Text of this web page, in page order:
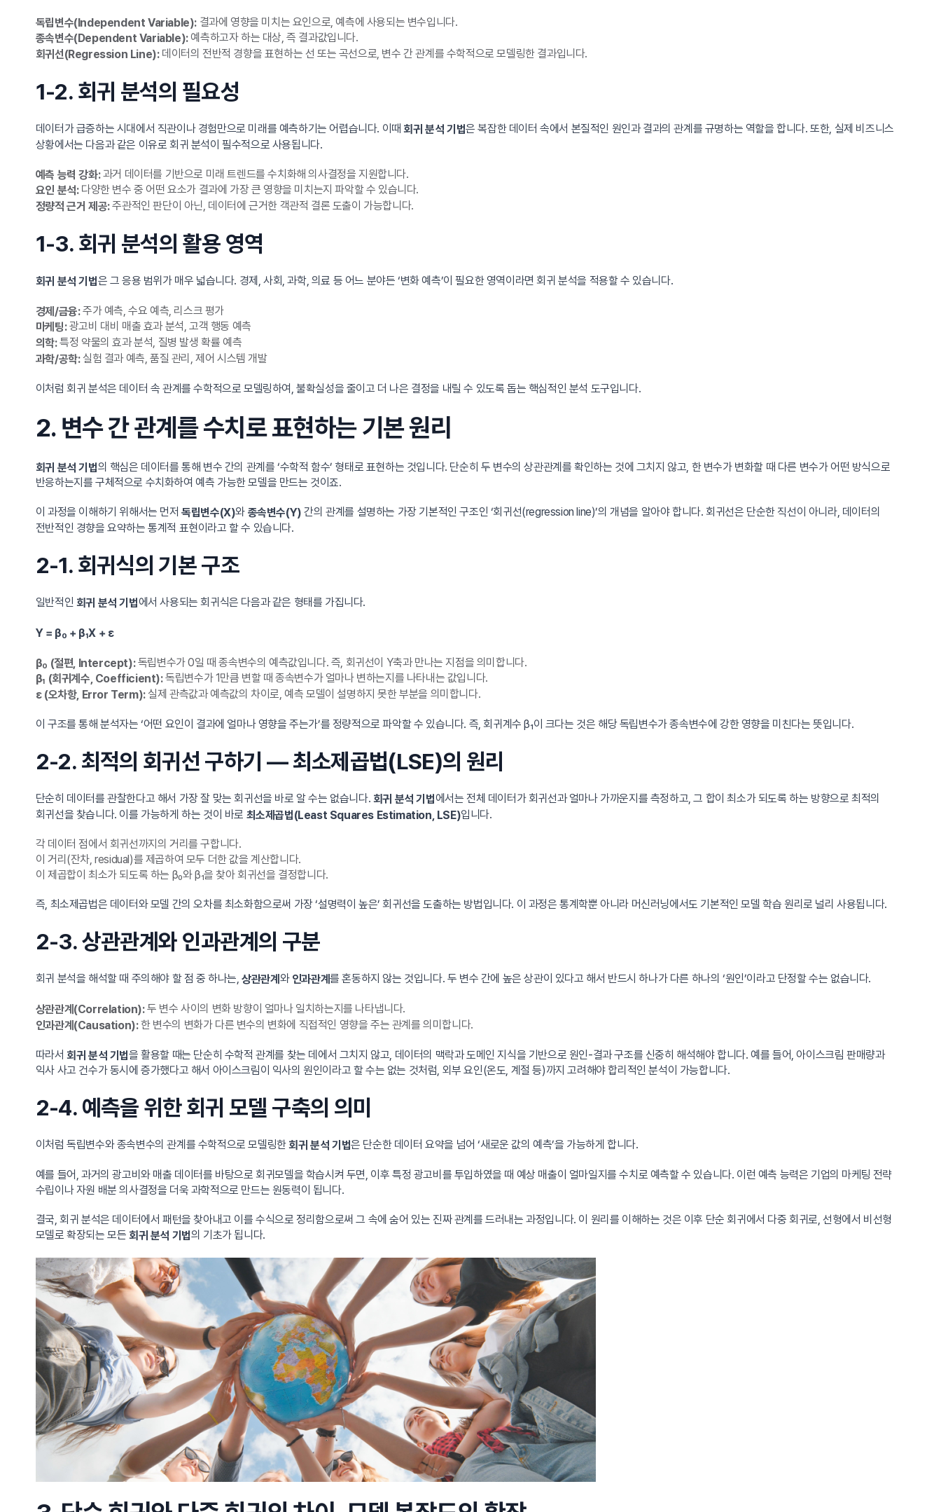
독립변수(Independent Variable):결과에 영향을 미치는 요인으로, 예측에 사용되는 변수입니다.
종속변수(Dependent Variable):예측하고자 하는 대상, 즉 결과값입니다.
회귀선(Regression Line):데이터의 전반적 경향을 표현하는 선 또는 곡선으로, 변수 간 관계를 수학적으로 모델링한 결과입니다.
1-2. 회귀 분석의 필요성
데이터가 급증하는 시대에서 직관이나 경험만으로 미래를 예측하기는 어렵습니다. 이때회귀 분석 기법은 복잡한 데이터 속에서 본질적인 원인과 결과의 관계를 규명하는 역할을 합니다. 또한, 실제 비즈니스
상황에서는 다음과 같은 이유로 회귀 분석이 필수적으로 사용됩니다.
예측 능력 강화:과거 데이터를 기반으로 미래 트렌드를 수치화해 의사결정을 지원합니다.
요인 분석:다양한 변수 중 어떤 요소가 결과에 가장 큰 영향을 미치는지 파악할 수 있습니다.
정량적 근거 제공:주관적인 판단이 아닌, 데이터에 근거한 객관적 결론 도출이 가능합니다.
1-3. 회귀 분석의 활용 영역
회귀 분석 기법은 그 응용 범위가 매우 넓습니다. 경제, 사회, 과학, 의료 등 어느 분야든 ‘변화 예측’이 필요한 영역이라면 회귀 분석을 적용할 수 있습니다.
경제/금융:주가 예측, 수요 예측, 리스크 평가
마케팅:광고비 대비 매출 효과 분석, 고객 행동 예측
의학:특정 약물의 효과 분석, 질병 발생 확률 예측
과학/공학:실험 결과 예측, 품질 관리, 제어 시스템 개발
이처럼 회귀 분석은 데이터 속 관계를 수학적으로 모델링하여, 불확실성을 줄이고 더 나은 결정을 내릴 수 있도록 돕는 핵심적인 분석 도구입니다.
2. 변수 간 관계를 수치로 표현하는 기본 원리
회귀 분석 기법의 핵심은 데이터를 통해 변수 간의 관계를 ‘수학적 함수’ 형태로 표현하는 것입니다. 단순히 두 변수의 상관관계를 확인하는 것에 그치지 않고, 한 변수가 변화할 때 다른 변수가 어떤 방식으로
반응하는지를 구체적으로 수치화하여 예측 가능한 모델을 만드는 것이죠.
이 과정을 이해하기 위해서는 먼저독립변수(X)와 종속변수(Y) 간의 관계를 설명하는 가장 기본적인 구조인 ‘회귀선(regression line)’의 개념을 알아야 합니다. 회귀선은 단순한 직선이 아니라, 데이터의
전반적인 경향을 요약하는 통계적 표현이라고 할 수 있습니다.
2-1. 회귀식의 기본 구조
일반적인 회귀 분석 기법에서 사용되는 회귀식은 다음과 같은 형태를 가집니다.
Y = β₀ + β₁X + ε
β₀ (절편, Intercept):독립변수가 0일 때 종속변수의 예측값입니다. 즉, 회귀선이 Y축과 만나는 지점을 의미합니다.
β₁ (회귀계수, Coefficient):독립변수가 1만큼 변할 때 종속변수가 얼마나 변하는지를 나타내는 값입니다.
ε (오차항, Error Term):실제 관측값과 예측값의 차이로, 예측 모델이 설명하지 못한 부분을 의미합니다.
이 구조를 통해 분석자는 ‘어떤 요인이 결과에 얼마나 영향을 주는가’를 정량적으로 파악할 수 있습니다. 즉, 회귀계수 β₁이 크다는 것은 해당 독립변수가 종속변수에 강한 영향을 미친다는 뜻입니다.
2-2. 최적의 회귀선 구하기 — 최소제곱법(LSE)의 원리
단순히 데이터를 관찰한다고 해서 가장 잘 맞는 회귀선을 바로 알 수는 없습니다. 회귀 분석 기법에서는 전체 데이터가 회귀선과 얼마나 가까운지를 측정하고, 그 합이 최소가 되도록 하는 방향으로 최적의
회귀선을 찾습니다. 이를 가능하게 하는 것이 바로 최소제곱법(Least Squares Estimation, LSE)입니다.
각 데이터 점에서 회귀선까지의 거리를 구합니다.
이 거리(잔차, residual)를 제곱하여 모두 더한 값을 계산합니다.
이 제곱합이 최소가 되도록 하는 β₀와 β₁을 찾아 회귀선을 결정합니다.
즉, 최소제곱법은 데이터와 모델 간의 오차를 최소화함으로써 가장 ‘설명력이 높은’ 회귀선을 도출하는 방법입니다. 이 과정은 통계학뿐 아니라 머신러닝에서도 기본적인 모델 학습 원리로 널리 사용됩니다.
2-3. 상관관계와 인과관계의 구분
회귀 분석을 해석할 때 주의해야 할 점 중 하나는,상관관계 와 인과관계를 혼동하지 않는 것입니다. 두 변수 간에 높은 상관이 있다고 해서 반드시 하나가 다른 하나의 ‘원인’이라고 단정할 수는 없습니다.
상관관계(Correlation):두 변수 사이의 변화 방향이 얼마나 일치하는지를 나타냅니다.
인과관계(Causation):한 변수의 변화가 다른 변수의 변화에 직접적인 영향을 주는 관계를 의미합니다.
따라서회귀 분석 기법을 활용할 때는 단순히 수학적 관계를 찾는 데에서 그치지 않고, 데이터의 맥락과 도메인 지식을 기반으로 원인-결과 구조를 신중히 해석해야 합니다. 예를 들어, 아이스크림 판매량과
익사 사고 건수가 동시에 증가했다고 해서 아이스크림이 익사의 원인이라고 할 수는 없는 것처럼, 외부 요인(온도, 계절 등)까지 고려해야 합리적인 분석이 가능합니다.
2-4. 예측을 위한 회귀 모델 구축의 의미
이처럼 독립변수와 종속변수의 관계를 수학적으로 모델링한회귀 분석 기법은 단순한 데이터 요약을 넘어 ‘새로운 값의 예측’을 가능하게 합니다.
예를 들어, 과거의 광고비와 매출 데이터를 바탕으로 회귀모델을 학습시켜 두면, 이후 특정 광고비를 투입하였을 때 예상 매출이 얼마일지를 수치로 예측할 수 있습니다. 이런 예측 능력은 기업의 마케팅 전략
수립이나 자원 배분 의사결정을 더욱 과학적으로 만드는 원동력이 됩니다.
결국, 회귀 분석은 데이터에서 패턴을 찾아내고 이를 수식으로 정리함으로써 그 속에 숨어 있는 진짜 관계를 드러내는 과정입니다. 이 원리를 이해하는 것은 이후 단순 회귀에서 다중 회귀로, 선형에서 비선형
모델로 확장되는 모든 회귀 분석 기법의 기초가 됩니다.